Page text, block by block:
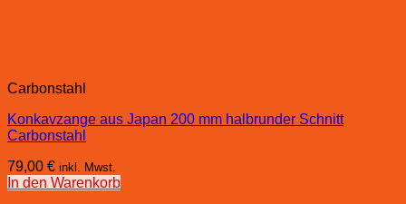
Carbonstahl
Konkavzange aus Japan 200 mm halbrunder Schnitt
Carbonstahl
79,00 € inkl. Mwst.
In den Warenkorb